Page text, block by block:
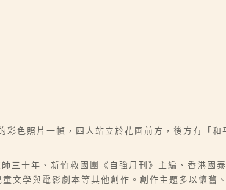
色照片一幀，四人站立於花圃前方，後方有「和
十年、新竹救國團《自強月刊》主編、香港國
文學與電影劇本等其他創作。創作主題多以懷舊